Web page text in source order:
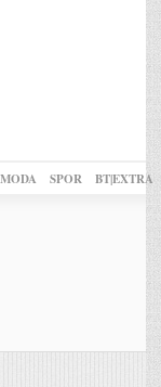
MODA SPOR BT|EXTRA